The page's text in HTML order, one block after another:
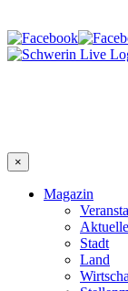
×
Magazin
Stadt
Land